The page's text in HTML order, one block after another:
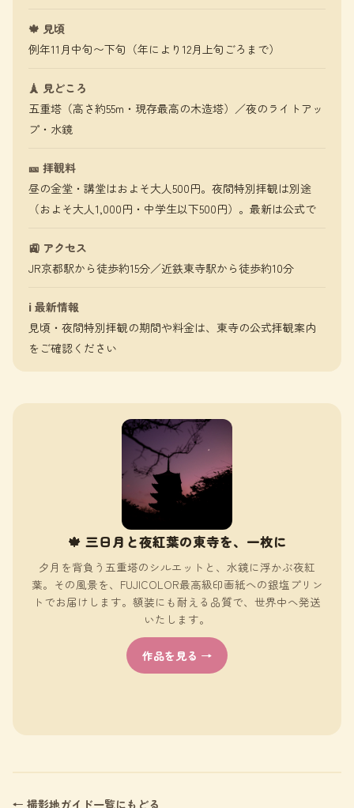
🍁 見頃
例年11月中旬〜下旬（年により12月上旬ごろまで）
🗼 見どころ
五重塔（高さ約55m・現存最高の木造塔）／夜のライトアッ
プ・水鏡
🎫 拝観料
昼の金堂・講堂はおよそ大人500円。夜間特別拝観は別途
（およそ大人1,000円・中学生以下500円）。最新は公式で
🚉 アクセス
JR京都駅から徒歩約15分／近鉄東寺駅から徒歩約10分
ℹ️ 最新情報
見頃・夜間特別拝観の期間や料金は、東寺の公式拝観案内
をご確認ください
🍁 三日月と夜紅葉の東寺を、一枚に
夕月を背負う五重塔のシルエットと、水鏡に浮かぶ夜紅
葉。その風景を、FUJICOLOR最高級印画紙への銀塩プリン
トでお届けします。額装にも耐える品質で、世界中へ発送
いたします。
作品を見る →
← 撮影地ガイド一覧にもどる